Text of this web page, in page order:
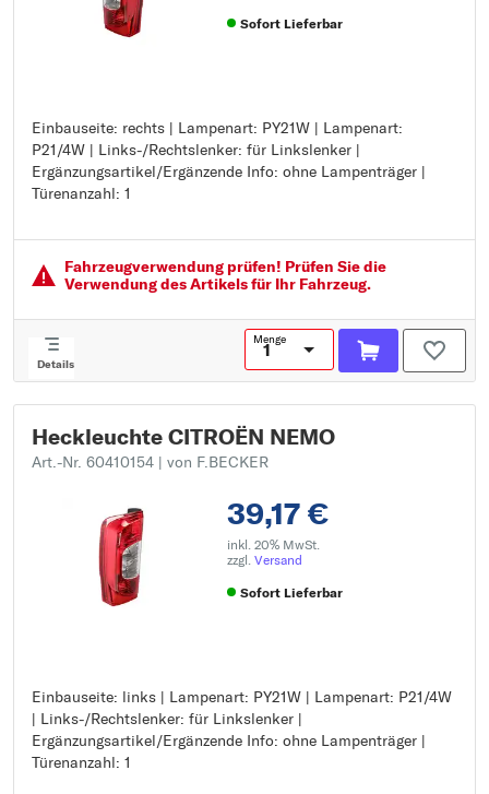
Sofort Lieferbar
Einbauseite: rechts | Lampenart: PY21W | Lampenart:
P21/4W | Links-/Rechtslenker: für Linkslenker |
Ergänzungsartikel/Ergänzende Info: ohne Lampenträger |
Türenanzahl: 1
Einbauseite: rechts
Lampenart: PY21W
Lampenart: P21/4W
Links-/Rechtslenker: für Linkslenker
Türenanzahl: 1
Fahrzeugver­wendung prüfen! Prüfen Sie die
Verwendung des Artikels für Ihr Fahrzeug.
Details
Menge
Heckleuchte CITROËN NEMO
Art.-Nr. 60410154 | von F.BECKER
39,17 €
inkl. 20% MwSt.
zzgl. Versand
Sofort Lieferbar
Einbauseite: links | Lampenart: PY21W | Lampenart: P21/4W
| Links-/Rechtslenker: für Linkslenker |
Ergänzungsartikel/Ergänzende Info: ohne Lampenträger |
Türenanzahl: 1
Einbauseite: links
Lampenart: PY21W
Lampenart: P21/4W
Links-/Rechtslenker: für Linkslenker